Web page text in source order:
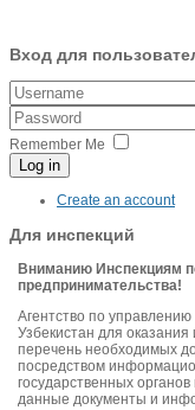
Вход для
Remember Me
Log in
Create an account
Для инспекций
Вниманию Инспекциям
предпринимательства!
Агентство по
Узбекистан для оказания
перечень необходимых
посредством
государственных
данные документы и